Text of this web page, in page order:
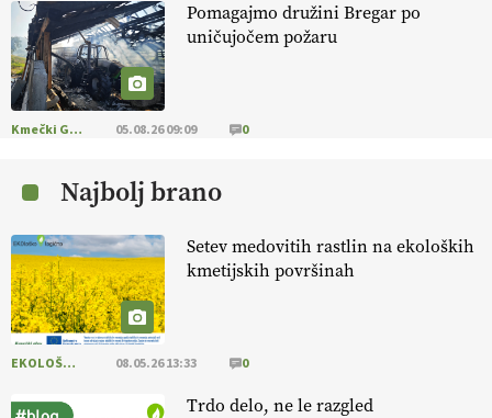
KMETIJSKA LIGA PRVAKOV: POMLADITEV
KMETIJSKE EKIPE
KMETIJSKA LIGA PRVAKOV: UKRAJINA vs.
EVROPA
EKOloško = logično: ekološka kmetija
EKOloško = logično: VLOG Okus je
pomembnejši od izgleda
EKOloško = logično: ekološka kmetija PR'
Pomagajmo družini Bregar po
uničujočem požaru
Kmečki Glas 05.08.26 09:09 0
Najbolj brano
Setev medovitih rastlin na ekoloških
kmetijskih površinah
EKOLOŠKO LOGIČNO 08.05.26 13:33 0
Trdo delo, ne le razgled